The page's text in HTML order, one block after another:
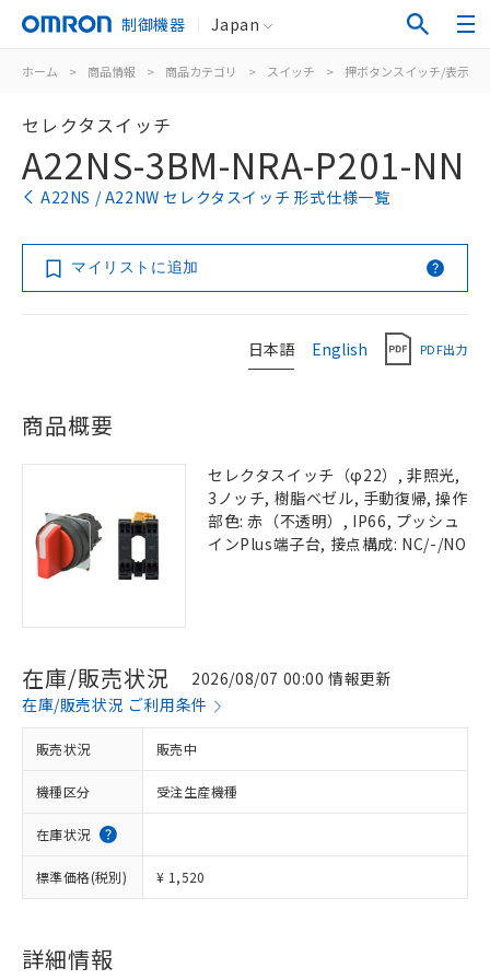
制御機器 Japan
ホーム > 商品情報 > 商品カテゴリ > スイッチ > 押ボタンスイッチ/表示灯
セレクタスイッチ
A22NS-3BM-NRA-P201-NN
A22NS / A22NW セレクタスイッチ 形式仕様一覧
マイリストに追加
日本語 English PDF出力
商品概要
セレクタスイッチ（φ22）, 非照光,
3ノッチ, 樹脂ベゼル, 手動復帰, 操作
部色: 赤（不透明）, IP66, プッシュ
インPlus端子台, 接点構成: NC/-/NO
在庫/販売状況
2026/08/07 00:00 情報更新
在庫/販売状況 ご利用条件
販売状況 販売中
機種区分 受注生産機種
在庫状況
標準価格(税別) ¥ 1,520
詳細情報